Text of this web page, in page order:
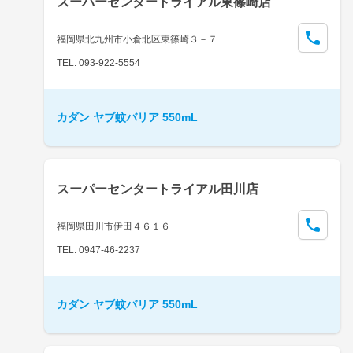
福岡県北九州市小倉北区東篠崎３－７
TEL: 093-922-5554
カダン ヤブ蚊バリア 550mL
スーパーセンタートライアル田川店
福岡県田川市伊田４６１６
TEL: 0947-46-2237
カダン ヤブ蚊バリア 550mL